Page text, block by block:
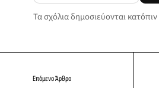
Τα σχόλια δημοσιεύονται κατόπιν
Επόμενο Άρθρο